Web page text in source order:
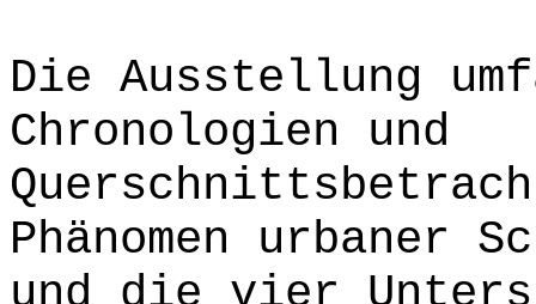
Die Ausstellung
Chronologien und
Phänomen urbaner